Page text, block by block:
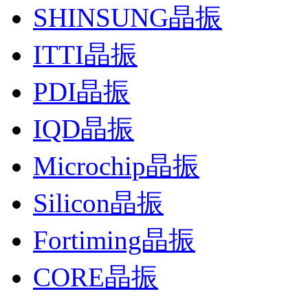
SHINSUNG晶振
ITTI晶振
PDI晶振
IQD晶振
Microchip晶振
Silicon晶振
Fortiming晶振
CORE晶振